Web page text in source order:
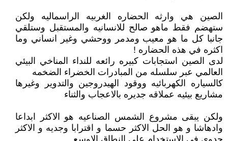
الصين هي وارثه الحضاره الغربيه الراسماليه ولكن
ستهضم فقط ماهو صالح للانسانيه والمستقبل وستلقي
جانبا كل ما هو معيب ومدمر ووحشي وغير انساني وما
اكثره في هذه الحضاره !
لدى الصين استجابات كبيره رائعه للنداء المناخي البيئي
العالمي عبر سلسله من المبادرات الخضراء الضخمه
كالسياره الكهربائيه ووقود الهيدروجين والتدوير وغيرها
مشاريع بيئيه عملاقه جديره بالاعجاب والثناء
ولكن يبقى مشروع الشمس الصناعيه هو الاكثر ابداعا
وادهاشا و هو الحل الاكثر حسما و اقترابا وجديه و الاكثر